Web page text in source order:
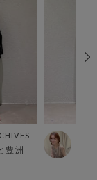
豊洲